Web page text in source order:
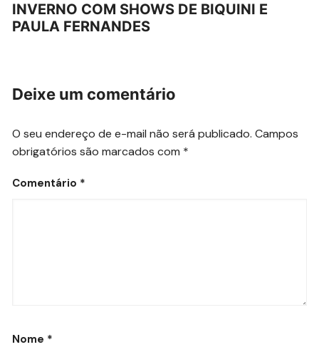
INVERNO COM SHOWS DE BIQUINI E
PAULA FERNANDES
Deixe um comentário
O seu endereço de e-mail não será publicado. Campos
obrigatórios são marcados com *
Comentário *
Nome *